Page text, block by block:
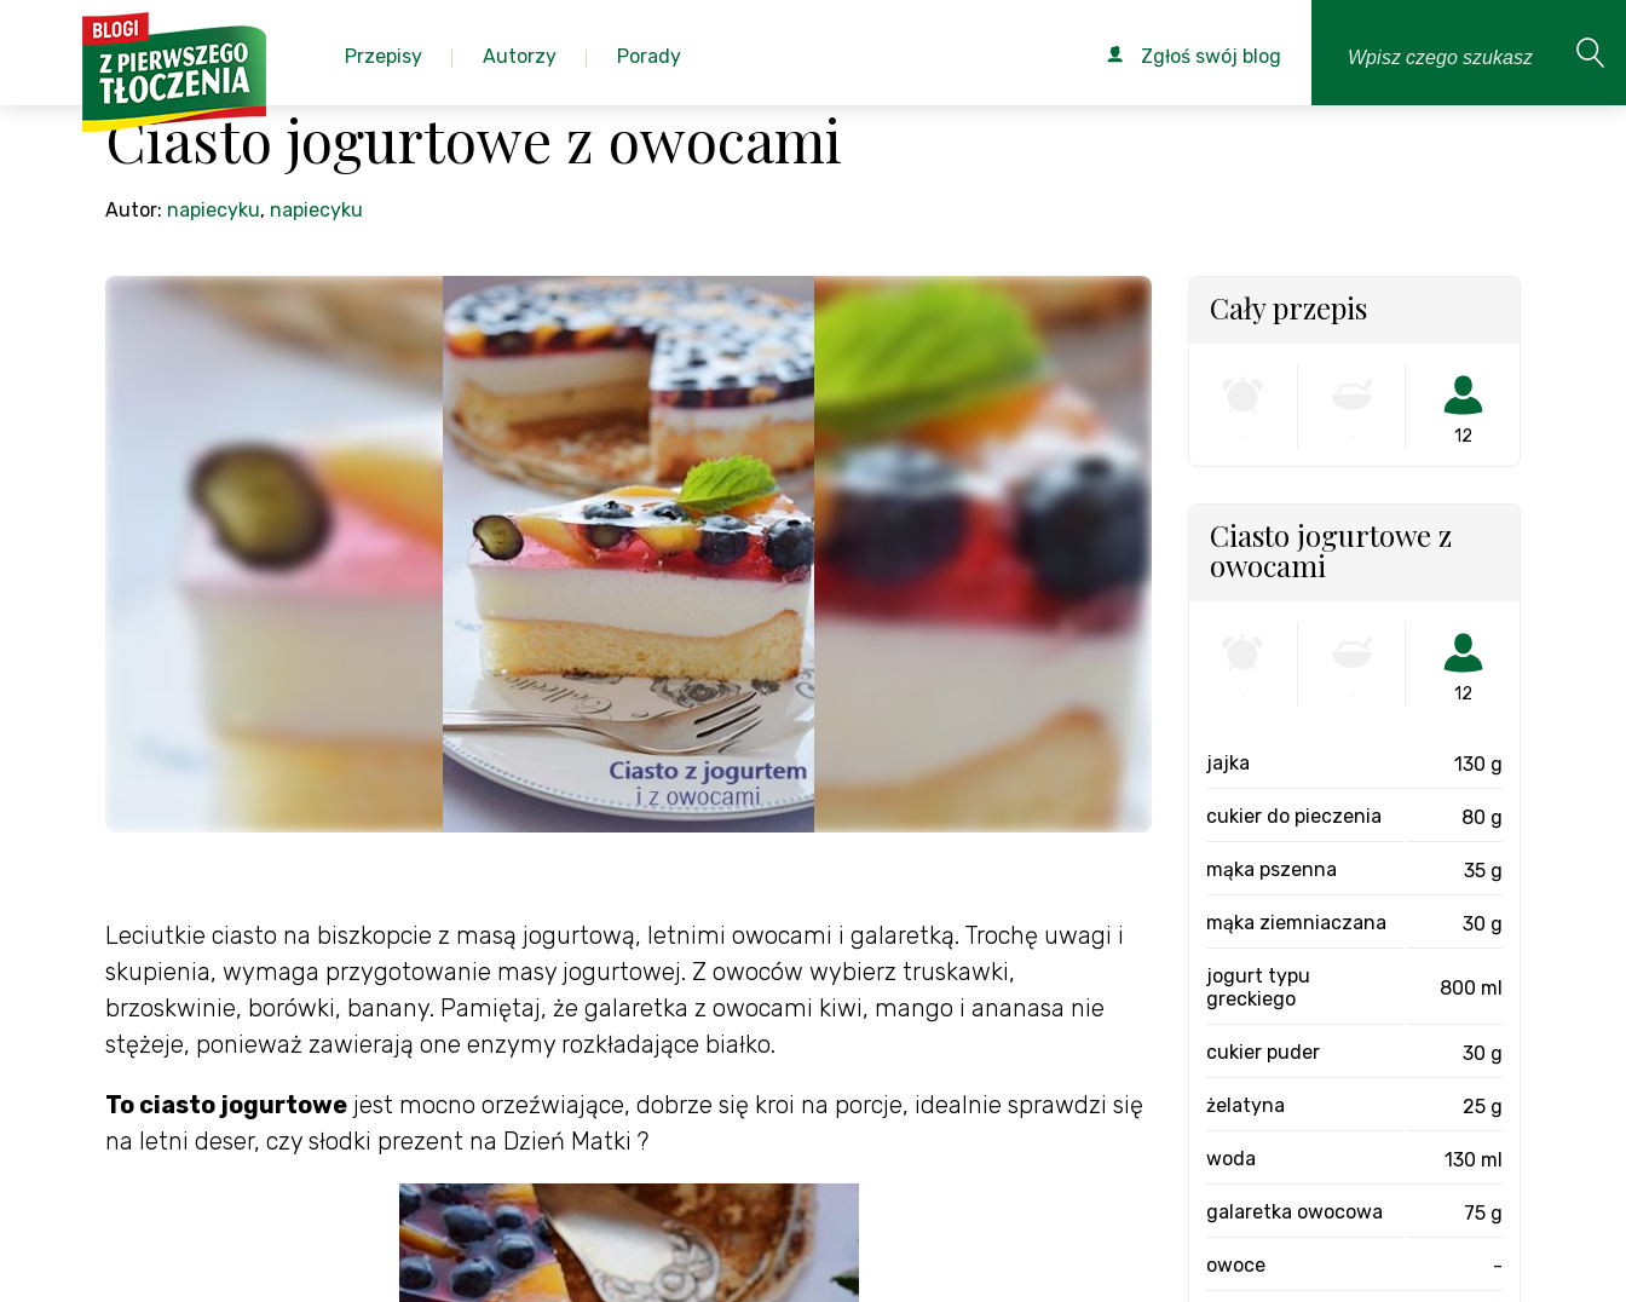
Przepisy Autorzy Porady Zgłoś swój blog
Ciasto jogurtowe z owocami
Autor: napiecyku, napiecyku
Leciutkie ciasto na biszkopcie z masą jogurtową, letnimi owocami i galaretką. Trochę uwagi i
skupienia, wymaga przygotowanie masy jogurtowej. Z owoców wybierz truskawki,
brzoskwinie, borówki, banany. Pamiętaj, że galaretka z owocami kiwi, mango i ananasa nie
stężeje, ponieważ zawierają one enzymy rozkładające białko.
To ciasto jogurtowe jest mocno orzeźwiające, dobrze się kroi na porcje, idealnie sprawdzi się
na letni deser, czy słodki prezent na Dzień Matki ?
Cały przepis
12
Ciasto jogurtowe z
owocami
12
jajka 130 g
cukier do pieczenia 80 g
mąka pszenna 35 g
mąka ziemniaczana 30 g
jogurt typu
greckiego
800 ml
cukier puder 30 g
żelatyna 25 g
woda 130 ml
galaretka owocowa 75 g
owoce -